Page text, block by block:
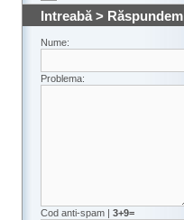
Intreabă > Răspundem
Nume:
Problema:
Cod anti-spam | 3+9=